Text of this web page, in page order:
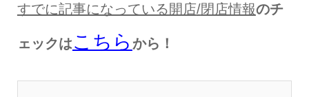
すでに記事になっている開店/閉店情報のチ
ェックはこちら から！